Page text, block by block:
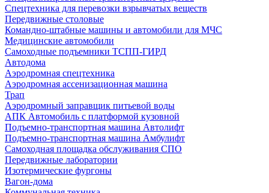
Спецтехника для перевозки взрывчатых веществ
Передвижные столовые
Командно-штабные машины и автомобили для МЧС
Медицинские автомобили
Самоходные подъемники ТСПП-ГИРД
Автодома
Аэродромная спецтехника
Аэродромная ассенизационная машина
Трап
Аэродромный заправщик питьевой воды
АПК Автомобиль с платформой кузовной
Подъемно-транспортная машина Автолифт
Подъемно-транспортная машина Амбулифт
Самоходная площадка обслуживания СПО
Передвижные лаборатории
Изотермические фургоны
Вагон-дома